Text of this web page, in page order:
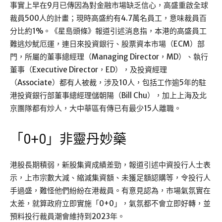
事實上早在9月已傳因為對金融市場缺乏信心，高盛重啟全球
裁員500人的計畫；現時高盛約有4.7萬名員工，意味裁員百
分比約1%。《星島頭條》報道引述消息指，本港的高盛員工
難逃炒魷厄運，連日來投資銀行、股票資本市場（ECM）部
門，所屬的董事總經理（Managing Director，MD）、執行
董事（Executive Director，ED），及投資經理
（Associate）都有人被裁，涉及10人，包括工作逾5年的駐
港投資銀行部董事總經理儲朝陽（Bill Chu），加上上海及北
京團隊都有炒人，大中華區有傳已有最少15人離職。
「0+0」非靈丹妙藥
港股長期積弱，新股集資成績差勁，報道引述中資投行人士表
示，上市宗數大減、縮減集資額、未獲足額認購等，令投行人
手過盛，難怪他們紛紛在港裁員。有意見認為，市場氣氛實在
太差，就算政府立即實施「0+0」，氣氛都不會立即好轉，並
預料投行裁員潮會維持到2023年。